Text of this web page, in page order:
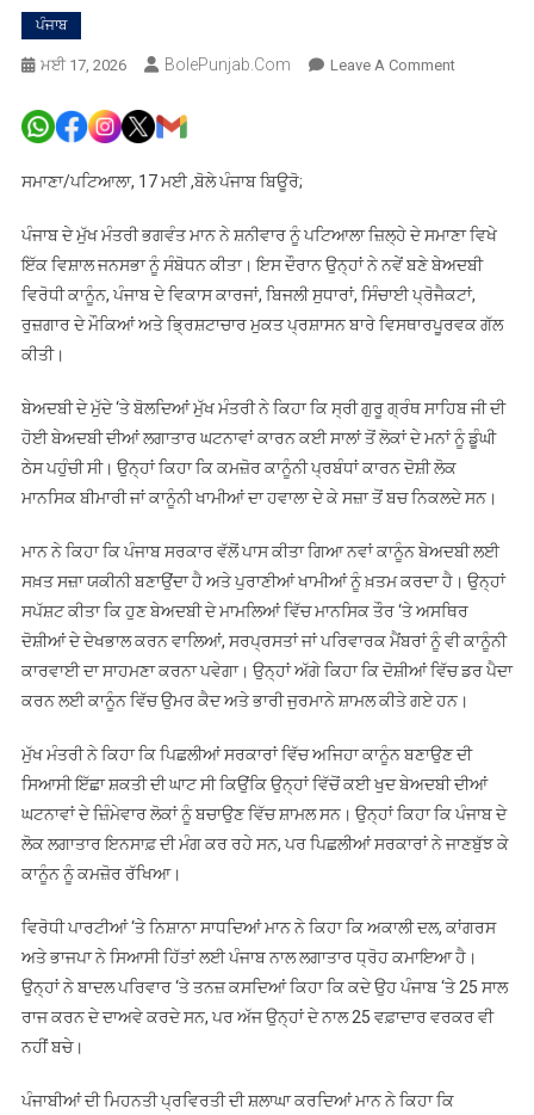
ਪੰਜਾਬ
ਮਈ 17, 2026 BolePunjab.com Leave A CommentOn
ਚੱਲੇਗਾ
ਬਹਾਨਾ,
ਬੇਅਦਬੀ
ਭਗਵੰਤ
ਸਿੰਘ
ਮਾਨ
ਸਮਾਣਾ/ਪਟਿਆਲਾ, 17 ਮਈ ,ਬੋਲੇ ਪੰਜਾਬ ਬਿਊਰੋ;
ਪੰਜਾਬ ਦੇ ਮੁੱਖ ਮੰਤਰੀ ਭਗਵੰਤ ਮਾਨ ਨੇ ਸ਼ਨੀਵਾਰ ਨੂੰ ਪਟਿਆਲਾ ਜ਼ਿਲ੍ਹੇ ਦੇ ਸਮਾਣਾ ਵਿਖੇ
ਇੱਕ ਵਿਸ਼ਾਲ ਜਨਸਭਾ ਨੂੰ ਸੰਬੋਧਨ ਕੀਤਾ। ਇਸ ਦੌਰਾਨ ਉਨ੍ਹਾਂ ਨੇ ਨਵੇਂ ਬਣੇ ਬੇਅਦਬੀ
ਵਿਰੋਧੀ ਕਾਨੂੰਨ, ਪੰਜਾਬ ਦੇ ਵਿਕਾਸ ਕਾਰਜਾਂ, ਬਿਜਲੀ ਸੁਧਾਰਾਂ, ਸਿੰਚਾਈ ਪ੍ਰੋਜੈਕਟਾਂ,
ਰੁਜ਼ਗਾਰ ਦੇ ਮੌਕਿਆਂ ਅਤੇ ਭ੍ਰਿਸ਼ਟਾਚਾਰ ਮੁਕਤ ਪ੍ਰਸ਼ਾਸਨ ਬਾਰੇ ਵਿਸਥਾਰਪੂਰਵਕ ਗੱਲ
ਕੀਤੀ।
ਬੇਅਦਬੀ ਦੇ ਮੁੱਦੇ ‘ਤੇ ਬੋਲਦਿਆਂ ਮੁੱਖ ਮੰਤਰੀ ਨੇ ਕਿਹਾ ਕਿ ਸ੍ਰੀ ਗੁਰੂ ਗ੍ਰੰਥ ਸਾਹਿਬ ਜੀ ਦੀ
ਹੋਈ ਬੇਅਦਬੀ ਦੀਆਂ ਲਗਾਤਾਰ ਘਟਨਾਵਾਂ ਕਾਰਨ ਕਈ ਸਾਲਾਂ ਤੋਂ ਲੋਕਾਂ ਦੇ ਮਨਾਂ ਨੂੰ ਡੂੰਘੀ
ਠੇਸ ਪਹੁੰਚੀ ਸੀ। ਉਨ੍ਹਾਂ ਕਿਹਾ ਕਿ ਕਮਜ਼ੋਰ ਕਾਨੂੰਨੀ ਪ੍ਰਬੰਧਾਂ ਕਾਰਨ ਦੋਸ਼ੀ ਲੋਕ
ਮਾਨਸਿਕ ਬੀਮਾਰੀ ਜਾਂ ਕਾਨੂੰਨੀ ਖਾਮੀਆਂ ਦਾ ਹਵਾਲਾ ਦੇ ਕੇ ਸਜ਼ਾ ਤੋਂ ਬਚ ਨਿਕਲਦੇ ਸਨ।
ਮਾਨ ਨੇ ਕਿਹਾ ਕਿ ਪੰਜਾਬ ਸਰਕਾਰ ਵੱਲੋਂ ਪਾਸ ਕੀਤਾ ਗਿਆ ਨਵਾਂ ਕਾਨੂੰਨ ਬੇਅਦਬੀ ਲਈ
ਸਖ਼ਤ ਸਜ਼ਾ ਯਕੀਨੀ ਬਣਾਉਂਦਾ ਹੈ ਅਤੇ ਪੁਰਾਣੀਆਂ ਖਾਮੀਆਂ ਨੂੰ ਖ਼ਤਮ ਕਰਦਾ ਹੈ। ਉਨ੍ਹਾਂ
ਸਪੱਸ਼ਟ ਕੀਤਾ ਕਿ ਹੁਣ ਬੇਅਦਬੀ ਦੇ ਮਾਮਲਿਆਂ ਵਿੱਚ ਮਾਨਸਿਕ ਤੌਰ ‘ਤੇ ਅਸਥਿਰ
ਦੋਸ਼ੀਆਂ ਦੇ ਦੇਖਭਾਲ ਕਰਨ ਵਾਲਿਆਂ, ਸਰਪ੍ਰਸਤਾਂ ਜਾਂ ਪਰਿਵਾਰਕ ਮੈਂਬਰਾਂ ਨੂੰ ਵੀ ਕਾਨੂੰਨੀ
ਕਾਰਵਾਈ ਦਾ ਸਾਹਮਣਾ ਕਰਨਾ ਪਵੇਗਾ। ਉਨ੍ਹਾਂ ਅੱਗੇ ਕਿਹਾ ਕਿ ਦੋਸ਼ੀਆਂ ਵਿੱਚ ਡਰ ਪੈਦਾ
ਕਰਨ ਲਈ ਕਾਨੂੰਨ ਵਿੱਚ ਉਮਰ ਕੈਦ ਅਤੇ ਭਾਰੀ ਜੁਰਮਾਨੇ ਸ਼ਾਮਲ ਕੀਤੇ ਗਏ ਹਨ।
ਮੁੱਖ ਮੰਤਰੀ ਨੇ ਕਿਹਾ ਕਿ ਪਿਛਲੀਆਂ ਸਰਕਾਰਾਂ ਵਿੱਚ ਅਜਿਹਾ ਕਾਨੂੰਨ ਬਣਾਉਣ ਦੀ
ਸਿਆਸੀ ਇੱਛਾ ਸ਼ਕਤੀ ਦੀ ਘਾਟ ਸੀ ਕਿਉਂਕਿ ਉਨ੍ਹਾਂ ਵਿੱਚੋਂ ਕਈ ਖੁਦ ਬੇਅਦਬੀ ਦੀਆਂ
ਘਟਨਾਵਾਂ ਦੇ ਜ਼ਿੰਮੇਵਾਰ ਲੋਕਾਂ ਨੂੰ ਬਚਾਉਣ ਵਿੱਚ ਸ਼ਾਮਲ ਸਨ। ਉਨ੍ਹਾਂ ਕਿਹਾ ਕਿ ਪੰਜਾਬ ਦੇ
ਲੋਕ ਲਗਾਤਾਰ ਇਨਸਾਫ਼ ਦੀ ਮੰਗ ਕਰ ਰਹੇ ਸਨ, ਪਰ ਪਿਛਲੀਆਂ ਸਰਕਾਰਾਂ ਨੇ ਜਾਣਬੁੱਝ ਕੇ
ਕਾਨੂੰਨ ਨੂੰ ਕਮਜ਼ੋਰ ਰੱਖਿਆ।
ਵਿਰੋਧੀ ਪਾਰਟੀਆਂ ‘ਤੇ ਨਿਸ਼ਾਨਾ ਸਾਧਦਿਆਂ ਮਾਨ ਨੇ ਕਿਹਾ ਕਿ ਅਕਾਲੀ ਦਲ, ਕਾਂਗਰਸ
ਅਤੇ ਭਾਜਪਾ ਨੇ ਸਿਆਸੀ ਹਿੱਤਾਂ ਲਈ ਪੰਜਾਬ ਨਾਲ ਲਗਾਤਾਰ ਧ੍ਰੋਹ ਕਮਾਇਆ ਹੈ।
ਉਨ੍ਹਾਂ ਨੇ ਬਾਦਲ ਪਰਿਵਾਰ ‘ਤੇ ਤਨਜ਼ ਕਸਦਿਆਂ ਕਿਹਾ ਕਿ ਕਦੇ ਉਹ ਪੰਜਾਬ ‘ਤੇ 25 ਸਾਲ
ਰਾਜ ਕਰਨ ਦੇ ਦਾਅਵੇ ਕਰਦੇ ਸਨ, ਪਰ ਅੱਜ ਉਨ੍ਹਾਂ ਦੇ ਨਾਲ 25 ਵਫ਼ਾਦਾਰ ਵਰਕਰ ਵੀ
ਨਹੀਂ ਬਚੇ।
ਪੰਜਾਬੀਆਂ ਦੀ ਮਿਹਨਤੀ ਪ੍ਰਵਿਰਤੀ ਦੀ ਸ਼ਲਾਘਾ ਕਰਦਿਆਂ ਮਾਨ ਨੇ ਕਿਹਾ ਕਿ